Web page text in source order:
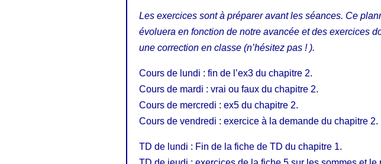
Les exercices sont à préparer avant les séances. Ce
évoluera en fonction de notre avancée et des exercices
une correction en classe (n’hésitez pas ! ).
Cours de lundi : fin de l’ex3 du chapitre 2.
Cours de mardi : vrai ou faux du chapitre 2.
Cours de mercredi : ex5 du chapitre 2.
Cours de vendredi : exercice à la demande du chapitre 2.
TD de lundi : Fin de la fiche de TD du chapitre 1.